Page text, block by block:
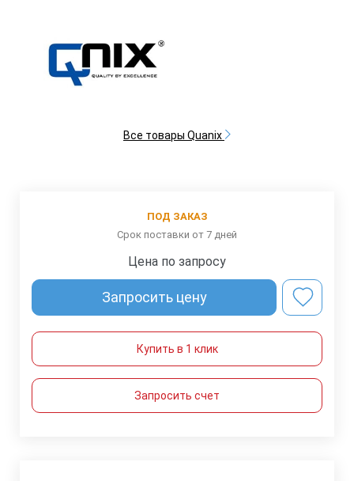
Все товары Quanix
ПОД ЗАКАЗ
Срок поставки от 7 дней
Цена по запросу
Запросить цену
Купить в 1 клик
Запросить счет